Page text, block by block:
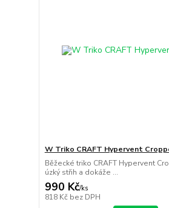
W Triko CRAFT Hypervent
Běžecké triko CRAFT Hypervent
úzký střih a dokáže ...
990 Kč/ks
818 Kč bez DPH